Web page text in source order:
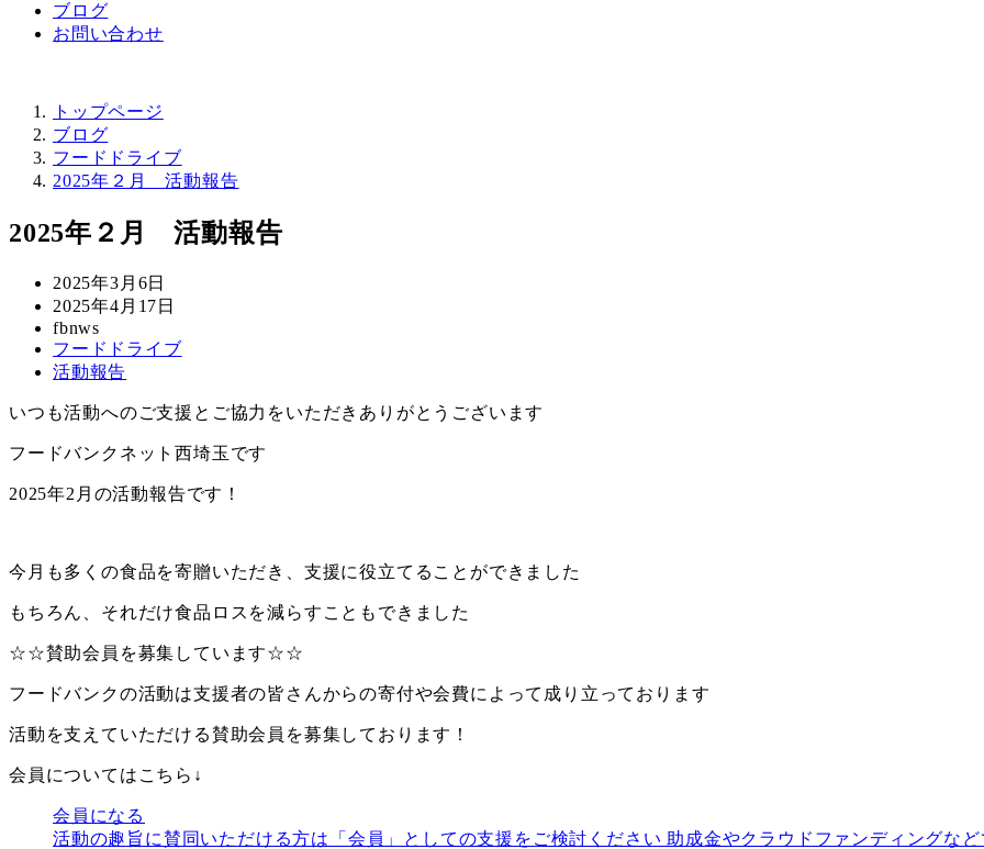
ブログ
お問い合わせ
トップページ
ブログ
フードドライブ
2025年２月 活動報告
2025年２月 活動報告
投
稿
日
2025年3月6日
更
新
日
2025年4月17日
著
者
fbnws
カ
テ
リ
フードドライブ
カ
ゴ
ー
活動報告
いつも活動へのご支援とご協力をいただきありがとうございます
フードバンクネット西埼玉です
2025年2月の活動報告です！
今月も多くの食品を寄贈いただき、支援に役立てることができました
もちろん、それだけ食品ロスを減らすこともできました
☆☆賛助会員を募集しています☆☆
フードバンクの活動は支援者の皆さんからの寄付や会費によって成り立っております
活動を支えていただける賛助会員を募集しております！
会員についてはこちら↓
会員になる
活動の趣旨に賛同いただける方は「会員」としての支援をご検討ください 助成金やクラウドファンディングな